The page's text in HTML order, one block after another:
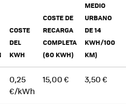
COSTE
DEL
KWH
COSTE DE
RECARGA
COMPLETA
(60 KWH)
MEDIO
URBANO
DE 14
KWH/100
KM)
0,25
€/kWh
15,00 € 3,50 €